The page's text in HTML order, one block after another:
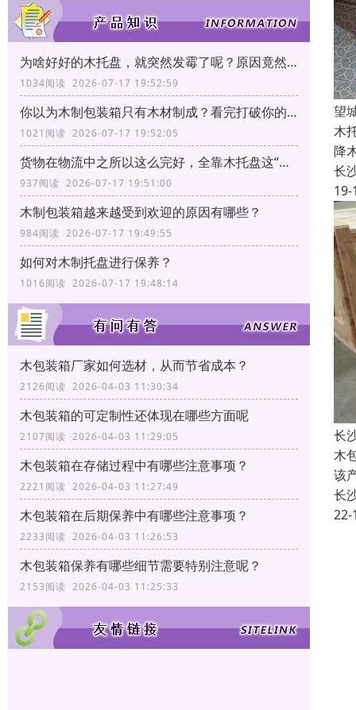
为啥好好的木托盘，就突然发霉了呢？原因竟然和它有关！
1034阅读 2026-07-17 19:52:59
你以为木制包装箱只有木材制成？看完打破你的固有印象！
1021阅读 2026-07-17 19:52:05
货物在物流中之所以这么完好，全靠木托盘这“三大功能”！
937阅读 2026-07-17 19:51:00
木制包装箱越来越受到欢迎的原因有哪些？
984阅读 2026-07-17 19:49:55
如何对木制托盘进行保养？
1016阅读 2026-07-17 19:48:14
木包装箱厂家如何选材，从而节省成本？
2126阅读 2026-04-03 11:30:34
木包装箱的可定制性还体现在哪些方面呢
2107阅读 2026-04-03 11:29:05
木包装箱在存储过程中有哪些注意事项？
2221阅读 2026-04-03 11:27:49
木包装箱在后期保养中有哪些注意事项？
2233阅读 2026-04-03 11:26:53
木包装箱保养有哪些细节需要特别注意呢？
2153阅读 2026-04-03 11:25:33
望
木
降
长
19-
长
木
该
长
22-